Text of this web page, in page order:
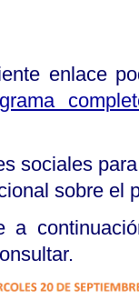
enlace
sociales
sobre el
a